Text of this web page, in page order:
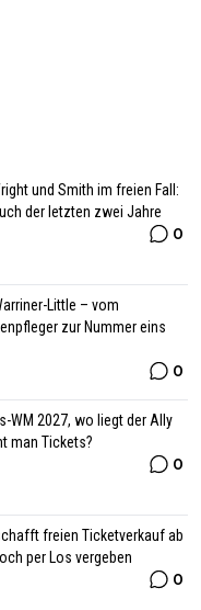
und Smith im freien Fall:
der letzten zwei Jahre
0
Little – vom
zur Nummer eins
0
WM 2027, wo liegt der Ally
man Tickets?
0
freien Ticketverkauf ab
per Los vergeben
0